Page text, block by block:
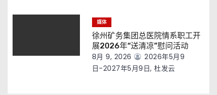
媒体
徐州矿务集团总医院情系职工开
展2026年“送清凉”慰问活动
8月 9, 2026
2026年5月9
日-2027年5月9日, 杜发云